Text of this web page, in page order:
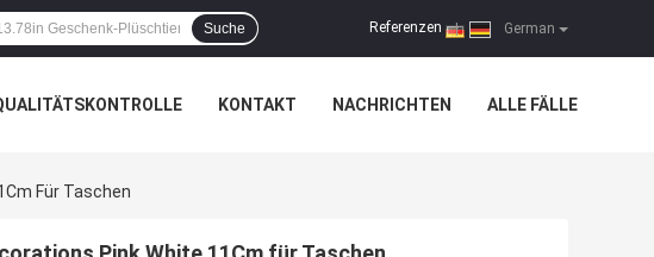
German
Referenzen |
Suche
KONTAKT NACHRICHTEN ALLE FÄLLE
Für Taschen